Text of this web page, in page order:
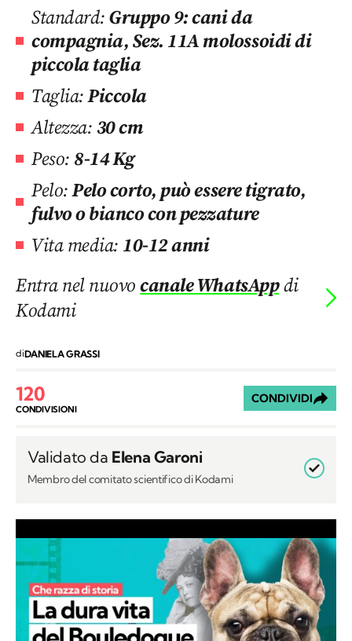
Standard:Gruppo 9: cani da
compagnia, Sez. 11A molossoidi di
piccola taglia
Taglia:Piccola
Altezza: 30 cm
Peso: 8-14 Kg
Pelo:Pelo corto, può essere tigrato,
fulvo o bianco con pezzature
Vita media: 10-12 anni
Entra nel nuovocanale WhatsAppdi
Kodami
diDANIELA GRASSI
120
CONDIVISIONI
CONDIVIDI
Validato da Elena Garoni
Membro del comitato scientifico di Kodami